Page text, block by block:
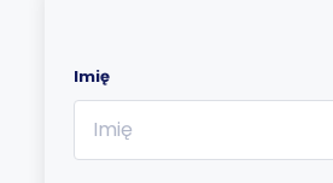
Imię